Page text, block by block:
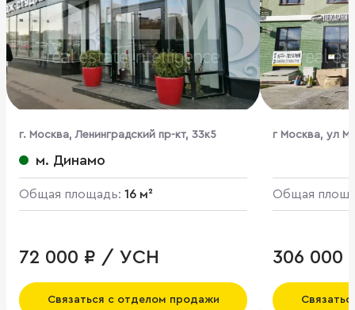
г. Москва, Ленинградский пр-кт, 33к5
м. Динамо
Общая площадь: 16 м²
72 000 ₽ / УСН
Связаться с отделом продажи
г Москва, ул
Общая
306